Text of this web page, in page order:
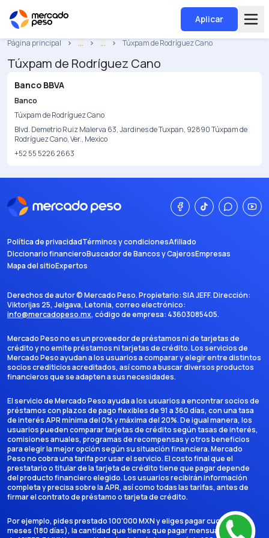
Aplicar
Página principal ... ... Túxpam de Rodríguez Cano
Túxpam de Rodríguez Cano
Banco BBVA
Banco
Túxpam de Rodríguez Cano
Blvd. Demetrio Ruiz Malerva 63, Jardines de Tuxpan, 92890 Túxpam de
Rodríguez Cano, Ver., Mexico
+52 55 5226 2663
Política de privacidadTérminos y condicionesAfiliado
Diccionario financieroBuscador de Bancos y CajerosEmpresas
Mapa del sitioExpertos
Derechos de autor ©Mercado Peso. Propietario:SIA JEFF. Dirección:
Viktorijas 25, Jelgava, Letonia, correo electrónico:
info@mercadopeso.mx, código de empresa: 43603085405.
Mercado Peso no es un proveedor de préstamos ni de tarjetas de
crédito y no emite préstamos ni tarjetas de crédito. Los servicios de
Mercado Peso ayudan a los usuarios a comparar y elegir entre distintos
socios crediticios acreditados, así como a buscar diversos productos
financieros que se adapten a sus necesidades.
El servicio de Mercado Peso ayuda a los usuarios a encontrar socios de
préstamos con plazos de pago flexibles de 91 a 360 días, con una tasa
de interés APR mínima del 0% y máxima del 20%. De igual manera, los
usuarios pueden comparar tarjetas de crédito según tasas de interés,
comisiones anuales, programas de recompensas y otros beneficios
para elegir la mejor opción según su situación financiera. Mercado
Peso no cobra una tarifa por usar el servicio. El costo final que el
prestatario o titular de la tarjeta de crédito tiene que pagar depende
del producto financiero elegido. Los usuarios recibirán información
completa y precisa sobre la APR, así como todas las tarifas, antes de
firmar el contrato de préstamo o tarjeta de crédito.
Por ejemplo, pides prestado 100'000 MXN y eliges pagar cuotas en 6
meses (180 días), la cantidad que tienes que pagar mensualmente es